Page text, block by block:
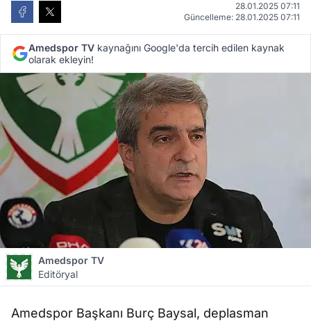
28.01.2025 07:11
Güncelleme: 28.01.2025 07:11
Amedspor TV kaynağını Google'da tercih edilen kaynak
olarak ekleyin!
Amedspor TV
Editöryal
Amedspor Başkanı Burç Baysal, deplasman